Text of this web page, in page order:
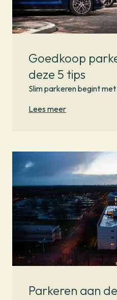
Goedkoop
deze 5 tips
Slim parkeren begint
Lees meer
Parkeren aan